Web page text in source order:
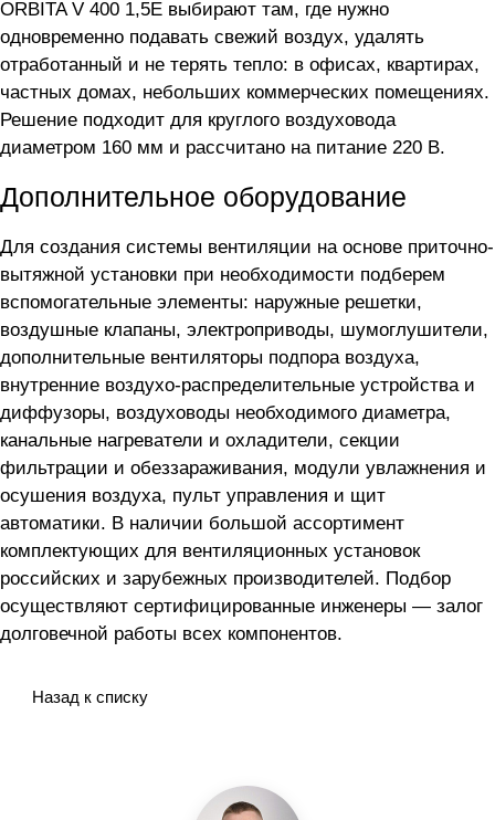
ORBITA V 400 1,5E выбирают там, где нужно
одновременно подавать свежий воздух, удалять
отработанный и не терять тепло: в офисах, квартирах,
частных домах, небольших коммерческих помещениях.
Решение подходит для круглого воздуховода
диаметром 160 мм и рассчитано на питание 220 В.
Дополнительное оборудование
Для создания системы вентиляции на основе приточно-
вытяжной установки при необходимости подберем
вспомогательные элементы: наружные решетки,
воздушные клапаны, электроприводы, шумоглушители,
дополнительные вентиляторы подпора воздуха,
внутренние воздухо-распределительные устройства и
диффузоры, воздуховоды необходимого диаметра,
канальные нагреватели и охладители, секции
фильтрации и обеззараживания, модули увлажнения и
осушения воздуха, пульт управления и щит
автоматики. В наличии большой ассортимент
комплектующих для вентиляционных установок
российских и зарубежных производителей. Подбор
осуществляют сертифицированные инженеры — залог
долговечной работы всех компонентов.
Назад к списку